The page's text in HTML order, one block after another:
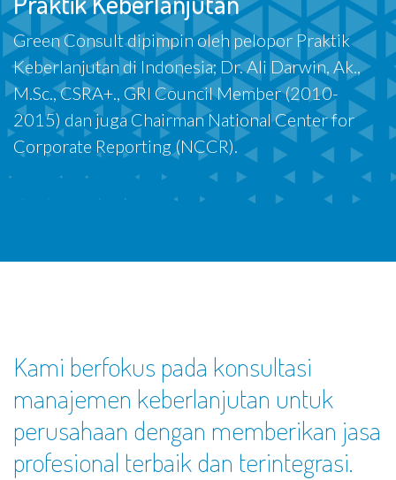
Green Consult dipimpin oleh pelopor Praktik
Keberlanjutan di Indonesia; Dr. Ali Darwin, Ak.,
M.Sc., CSRA+., GRI Council Member (2010-
2015) dan juga Chairman National Center for
Corporate Reporting (NCCR).
Kami berfokus pada konsultasi
manajemen keberlanjutan untuk
perusahaan dengan memberikan jasa
profesional terbaik dan terintegrasi.